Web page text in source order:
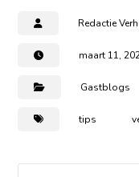
Redactie
maart 11,
Gastblogs
tips